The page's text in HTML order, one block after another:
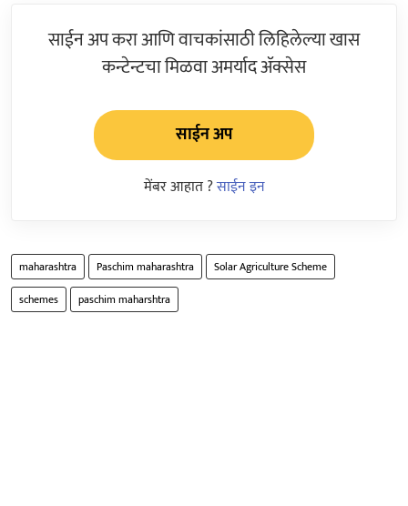
साईन अप करा आणि वाचकांसाठी लिहिलेल्या खास
कन्टेन्टचा मिळवा अमर्याद ॲक्सेस
साईन अप
मेंबर आहात ?साईन इन
maharashtra Paschim maharashtra
Solar Agriculture Scheme
schemes
paschim maharshtra